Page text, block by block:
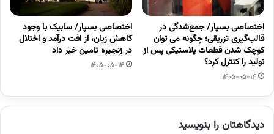
اختصاصی بسپار/ جمع‌شدگی در
قالب‌گیری تزریقی؛ چگونه می توان
کوچک شدن قطعات پلاستیکی پس از
تولید را کنترل کرد؟
1405-05-14
اختصاصی بسپار/ سابیک با وجود
کاهش زیان، از افت درآمد و اختلال
در زنجیره تامین خبر داد
1405-05-14
دیدگاهتان را بنویسید